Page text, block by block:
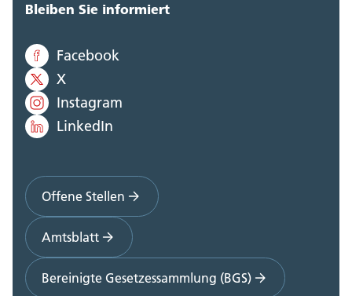
Bleiben Sie informiert
Facebook
X
Instagram
LinkedIn
Offene Stellen
Amtsblatt
Bereinigte Gesetzessammlung (BGS)